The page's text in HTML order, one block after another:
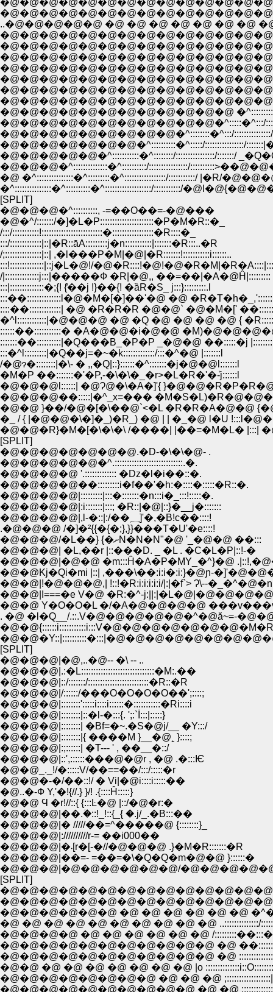
..�@�@�@�@�@ �@ �@ �@ �@ �@ �@ �@ �@
�@�@�@�@�@�@�@�@�@�@�@�@
�@�@�@�@�@�@�@�@�@�@�@�^:::::�^:::/
�@�@�@�@�@�@�@�@�@�^::::::::�^:::/
�@�@�@�@�@�@�@�^::::::::::�^:::::/::::::::::::::::/
�@�@�@�@�@�^:::::::::::�^::::::::/::::::::::::::::/:::::::/
�@�@�@�^::::::::::::::�^::::::::::/::::::::::::::::/
�@ �^:::::::::::::::�^:::::::::�^:::::::::::::::::/:::::::::::/ |�R/
�^:::::::::::::::�^::::::::::�^:::::::::::::::::::/:::::::::::/
[SPLIT]
�@�@�@�^::::::::::, -=��O��=-�@���
�@�^/:::::::/�]�L�P::::::::::::::::::::::�P�M�R::�_
/:::/:::::::::::!:::::::::::::::::::::::::�:::::::::::::::::�R::::�_
:::/:::::::::::::|::|�R::āA:::::::::j�n:::::::::::|:::::::�R:::..�R
/;:::::::::::::::|::| ,�l���P�M|�@|�R:::::::!:::::::::::i::::::..
:::!::::::::::::::|::j�L�@!/
/|::::::::::::::j:::|�����Ф �R|�@,, ��=��|�A�@Ĥ|:::::::::
:::|::::::::::::::�;{! {̓��j !}��{! �ȁR�S_ j:::}:::::::::.l
:::��::::::::::::::l�@�M�[�]��'�@ �@
::::��:::::::::::::| �@ �R�R�R �@�@` �@�M�['
�^l::::::::::::|�@�@�@ �@ �Q �@ �@ �@ �@ {
::::::��:::::::::::� �A�@�@�i�@�@
:::::::��::::::::::|�Q���B_�P�P _�@�@ ��:::::�j
:::�^l:::::::::|�Q��j=�~�k:::::::::::::/:::�^�@ |:::::::l
/�@ɂ�::::::::|�\- � ,,�Q|::}::::::�^:::::::�j�@�@l:::::::l
�M�P ��:::::::�'�P,-�\�\�_�r>�L�R�'�ܰ-j::::::l
�@�@�@l::::::| �@Ɂ@�\�A�]'{
�@�@�@��:::::|�^_x=���
�@�@ }��/�@�[�\��@`<�L �R�R�A�@�@
�_ / { |�@�@�\�]�_)�R_) �@ | | �_�@ l�U
�@�@�R}�M�[�\�\�\ /����| |��=�M�L� |:::|
[SPLIT]
�@�@�@�@�@�@�@.�D-�\�\�@- .
�@�@�@�@�@�^.::::::::::::::::::::::::::::.�.
�@�@�@�@ '.::::::::::::: �Dz�l�i��::�.
�@�@�@�@��:::::::::i�f��'�h:�::::�:::::�R::�.
�@�@�@�@|:::::::::|:::�:::::::�n:::i�_:::!:::::�.
�@�@�@�@|:i:::::::|:::; �R::|�@|::}�__j�:::::::
�@�@�@�@|,l-�::|:/��؁]'�,�B!c��::::!
.�@�@�@ /�]�²{{�{�;},}}���T�U'�e::::!
�@�@�@/�L��} {�ށN�N�N"�@ '_�@�@ ��:::
�@�@�@| �L,��r |::���D. _ �L . �C�L�P|::!-�
�@�@�@|�@�@ �m:::Ĥ�A�P�MY_�^}�@
�@�@Kj�Qi�mi |::| ,���\��:i:i�:i:}�@ɲ-
�@�@|!�@�@�@,| !::!�R:i:i:i:i:i/|:|�f`> Ɂ\--�_�^�@�n
�@�@|I===�e V�@ �R:�^-
�@�@ Y�O�O�L �/�A�@�@�@�@
. �@ �l�Q__/.::.V�@�@�@�@�@�^�@ă~=-
[SPLIT]
�@�@�@|�@,..�@-- �\ -- ..
�@�@�@|.:�L::::::::::::::::::::::::::::::�M:.��
�@�@�@|::/:::::::/:::::::::::::::::::::::::�R::�R
�@�@�@|/::::::/���O�O�O�O��';::::;
�@�@�@|::::::::':::::i::::i::::::�:::::::::::�Ri::::i
�@�@�@|::::::::|::�l-�:::{. ';:`İ:::|:::::}
�@�@�@|::::::::| �Bf=�~.�S�@j/__ �Y:::/
�@�@�@|::::::::|{ ����M }__�@˿ }::::;
�@�@�@|:;::::::| �T--- ' , ��__�::/
�@�@�@|::',::::::���@�@r , �@ .�:::Ѥ
�@�@_._!/�:::::V/��==��/:::/:::::�r
�@�@�-�/��::!/ � Vi|�@i::::i:::::��
�@..�-Ф Y,'�!{//.} }/! .{::::Ĥ:::::}
�@�@ Ϥ �r!//::{ {:::Ŀ�@ |::/�@�r:�
�@�@�@|��.ؘ�::!_!::{_{ �.j/_.�B:::��
�@�@�@|� /////��=^�����@ {::::::::}_
�@�@�@|://////////r-= ��i000��
�@�@�@|�܁[r�[-�//�@�@�@ .}�M�R:::::::�R
�@�@�@|��=- =��=�\�Q�Q�m�@�@ }::::::�
�@�@�@|�@�@�@�@�@�@/
[SPLIT]
�@�@�@�@�@�@ �@ �@ �@ �@ �@ �@
�@ �@ �@ �@ �@ �@ �@ �@ �@ �@ ..::::::::::::::/:::::::
�@�@�@�@ �@ �@ �@ �@ �@ �@ /
�@�@�@�@�@�@�@�@�@�@�@ �@
�@�@�@�@�@�@�@�@�@�@�@ �@
�@�@ �@ �@ �@ �@ �@ �@ �@ |o
�@�@�@�@�@�@�@�@ �@ �@ �@
�@�@�@�@�@�@�@�@�@�@ �@ �@